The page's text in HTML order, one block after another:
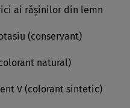
ai rășinilor din lemn
(conservant)
natural)
V (colorant sintetic)